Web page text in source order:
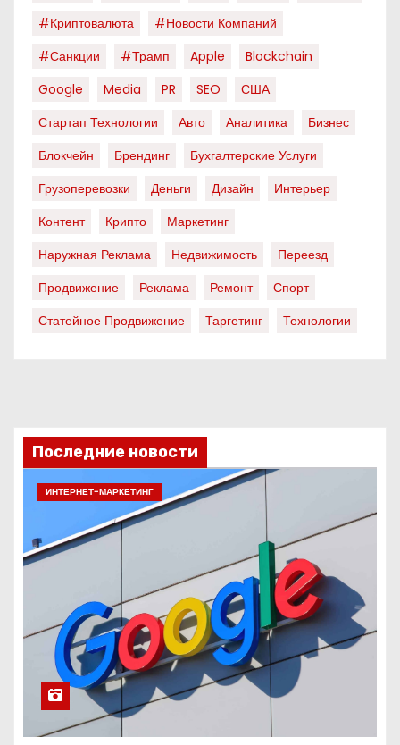
#криптовалюта
#новости Компаний
#санкции
#трамп Apple
Blockchain
Google
Media PR SEO
США
Стартап Технологии
Авто Аналитика
Бизнес
Блокчейн
Брендинг
Бухгалтерские Услуги
Грузоперевозки
Деньги Дизайн
Интерьер
Контент
Крипто
Маркетинг
Наружная Реклама
Недвижимость
Переезд
Продвижение
Реклама Ремонт
Спорт
Статейное Продвижение
Таргетинг Технологии
Последние новости
ИНТЕРНЕТ-МАРКЕТИНГ